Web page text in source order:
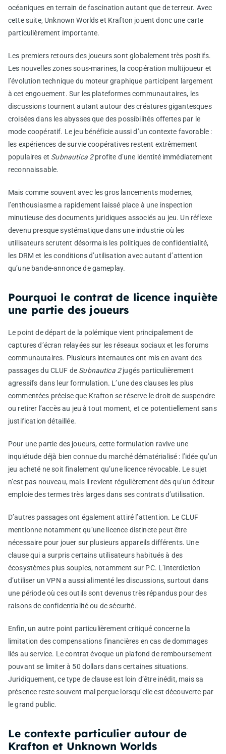
océaniques en terrain de fascination autant que de terreur. Avec
cette suite, Unknown Worlds et Krafton jouent donc une carte
particulièrement importante.
Les premiers retours des joueurs sont globalement très positifs.
Les nouvelles zones sous-marines, la coopération multijoueur et
l’évolution technique du moteur graphique participent largement
à cet engouement. Sur les plateformes communautaires, les
discussions tournent autant autour des créatures gigantesques
croisées dans les abysses que des possibilités offertes par le
mode coopératif. Le jeu bénéficie aussi d’un contexte favorable :
les expériences de survie coopératives restent extrêmement
populaires et Subnautica 2profite d’une identité immédiatement
reconnaissable.
Mais comme souvent avec les gros lancements modernes,
l’enthousiasme a rapidement laissé place à une inspection
minutieuse des documents juridiques associés au jeu. Un réflexe
devenu presque systématique dans une industrie où les
utilisateurs scrutent désormais les politiques de confidentialité,
les DRM et les conditions d’utilisation avec autant d’attention
qu’une bande-annonce de gameplay.
Pourquoi le contrat de licence inquiète
une partie des joueurs
Le point de départ de la polémique vient principalement de
captures d’écran relayées sur les réseaux sociaux et les forums
communautaires. Plusieurs internautes ont mis en avant des
passages du CLUF de Subnautica 2jugés particulièrement
agressifs dans leur formulation. L’une des clauses les plus
commentées précise que Krafton se réserve le droit de suspendre
ou retirer l’accès au jeu à tout moment, et ce potentiellement sans
justification détaillée.
Pour une partie des joueurs, cette formulation ravive une
inquiétude déjà bien connue du marché dématérialisé : l’idée qu’un
jeu acheté ne soit finalement qu’une licence révocable. Le sujet
n’est pas nouveau, mais il revient régulièrement dès qu’un éditeur
emploie des termes très larges dans ses contrats d’utilisation.
D’autres passages ont également attiré l’attention. Le CLUF
mentionne notamment qu’une licence distincte peut être
nécessaire pour jouer sur plusieurs appareils différents. Une
clause qui a surpris certains utilisateurs habitués à des
écosystèmes plus souples, notamment sur PC. L’interdiction
d’utiliser un VPN a aussi alimenté les discussions, surtout dans
une période où ces outils sont devenus très répandus pour des
raisons de confidentialité ou de sécurité.
Enfin, un autre point particulièrement critiqué concerne la
limitation des compensations financières en cas de dommages
liés au service. Le contrat évoque un plafond de remboursement
pouvant se limiter à 50 dollars dans certaines situations.
Juridiquement, ce type de clause est loin d’être inédit, mais sa
présence reste souvent mal perçue lorsqu’elle est découverte par
le grand public.
Le contexte particulier autour de
Krafton et Unknown Worlds